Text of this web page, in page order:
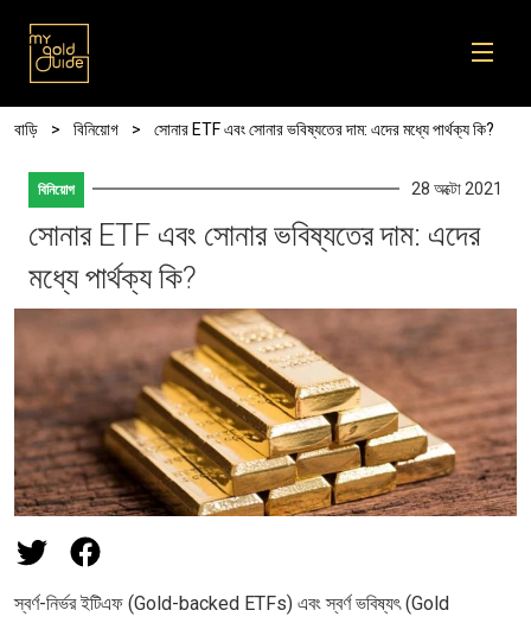
Breadcrumb
বাড়ি বিনিয়োগ সোনার ETF এবং সোনার ভবিষ্যতের দাম: এদের মধ্যে পার্থক্য কি?
বিনিয়োগ 28 অক্টো 2021
সোনার ETF এবং সোনার ভবিষ্যতের দাম: এদের
মধ্যে পার্থক্য কি?
স্বর্ণ-নির্ভর ইটিএফ (Gold-backed ETFs) এবং স্বর্ণ ভবিষ্যৎ (Gold